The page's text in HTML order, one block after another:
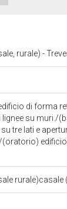
rurale) -
di forma
lignee su muri./
tre lati e
(oratorio)
rurale)casale